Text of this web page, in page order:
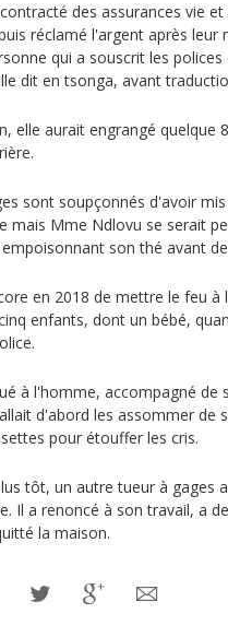
des assurances vie
réclamé l'argent après leur
qui a souscrit les
dit en tsonga, avant
elle aurait engrangé quelque
sont soupçonnés d'avoir
mais Mme Ndlovu se serait
son thé avant
en 2018 de mettre le feu
enfants, dont un bébé,
à l'homme, accompagné
d'abord les assommer de
pour étouffer les cris.
tôt, un autre tueur à gages
Il a renoncé à son travail, a
la maison.